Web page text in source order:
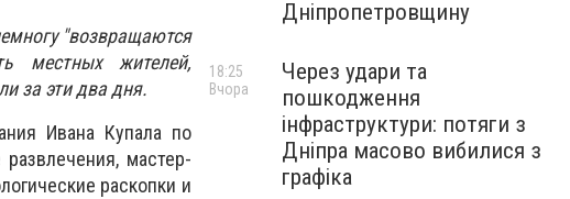
"возвращаются
местных жителей,
за эти два дня.
Ивана Купала по
мастер-
раскопки и
Дніпропетровщину
Через удари та
пошкодження
інфраструктури: потяги з
Дніпра масово вибилися з
графіка
18:25
Вчора